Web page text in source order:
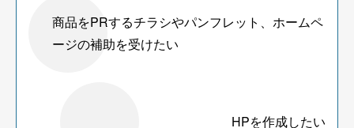
商品をPRするチラシやパンフレット、ホームペ
ージの補助を受けたい
HPを作成したい